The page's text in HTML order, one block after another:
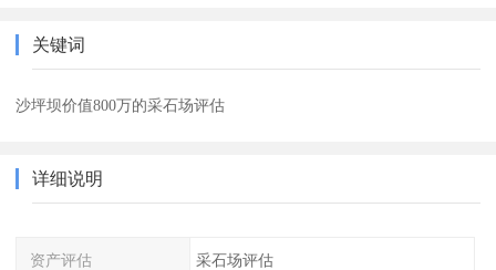
关键词
沙坪坝价值800万的采石场评估
详细说明
资产评估 采石场评估